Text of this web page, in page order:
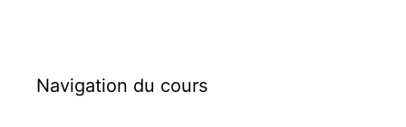
Navigation du cours